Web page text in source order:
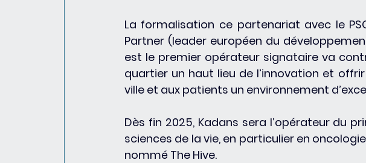
La formalisation ce partenariat avec le
Partner (leader européen du
est le premier opérateur signataire va
quartier un haut lieu de l’innovation et
ville et aux patients un environnement
Dès fin 2025, Kadans sera l’opérateur du
sciences de la vie, en particulier en
nommé The Hive.